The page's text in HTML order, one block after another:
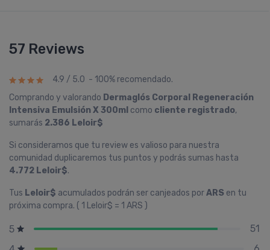
57 Reviews
4.9 / 5.0 - 100% recomendado.
Comprando y valorando Dermaglós Corporal Regeneración
Intensiva Emulsión X 300ml como cliente registrado,
sumarás 2.386 Leloir$
Si consideramos que tu review es valioso para nuestra
comunidad duplicaremos tus puntos y podrás sumas hasta
4.772 Leloir$.
Tus Leloir$ acumulados podrán ser canjeados porARS en tu
próxima compra. ( 1 Leloir$ = 1 ARS )
5
51